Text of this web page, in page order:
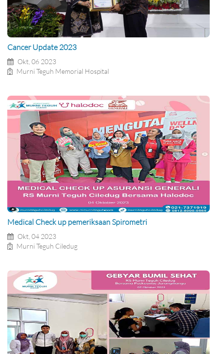
Cancer Update 2023
Okt, 06 2023
Murni Teguh Memorial Hospital
Medical Check up pemeriksaan Spirometri
Okt, 04 2023
Murni Teguh Ciledug